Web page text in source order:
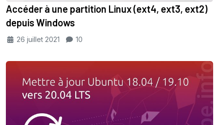
Accéder à une partition Linux (ext4, ext3, ext2)
depuis Windows
26 juillet 2021 10